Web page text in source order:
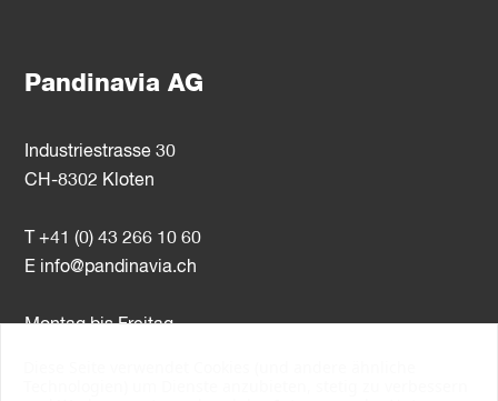
Pandinavia AG
Industriestrasse 30
CH-8302 Kloten
T +41 (0) 43 266 10 60
E info@pandinavia.ch
Montag bis Freitag